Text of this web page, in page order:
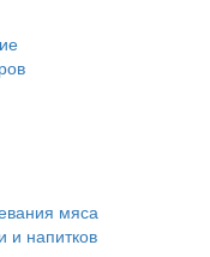
мяса
и напитков